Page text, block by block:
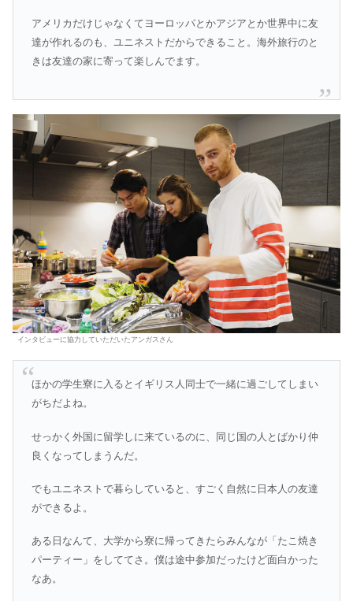
アメリカだけじゃなくてヨーロッパとかアジアとか世界中に友
達が作れるのも、ユニネストだからできること。海外旅行のと
きは友達の家に寄って楽しんでます。
インタビューに協力していただいたアンガスさん
ほかの学生寮に入るとイギリス人同士で一緒に過ごしてしまい
がちだよね。
せっかく外国に留学しに来ているのに、同じ国の人とばかり仲
良くなってしまうんだ。
でもユニネストで暮らしていると、すごく自然に日本人の友達
ができるよ。
ある日なんて、大学から寮に帰ってきたらみんなが「たこ焼き
パーティー」をしててさ。僕は途中参加だったけど面白かった
なあ。